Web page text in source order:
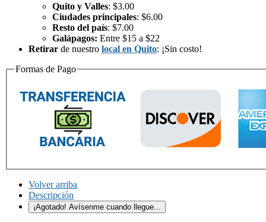
Quito y Valles: $3.00
Ciudades principales: $6.00
Resto del país: $7.00
Galápagos: Entre $15 a $22
Retirar de nuestro local en Quito: ¡Sin costo!
Formas de Pago
Volver arriba
Descripción
¡Agotado! Avísenme cuando llegue...